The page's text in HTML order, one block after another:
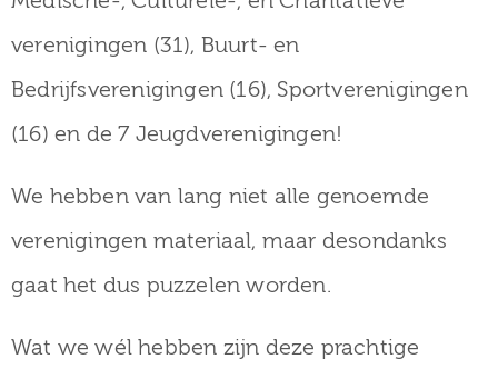
verenigingen (31), Buurt- en
Bedrijfsverenigingen (16), Sportverenigingen
(16) en de 7 Jeugdverenigingen!
We hebben van lang niet alle genoemde
verenigingen materiaal, maar desondanks
gaat het dus puzzelen worden.
Wat we wél hebben zijn deze prachtige